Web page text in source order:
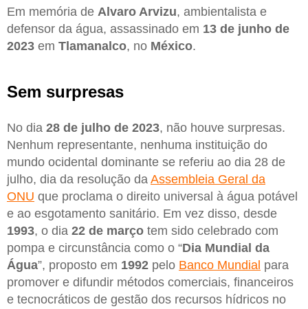
Em memória de Alvaro Arvizu, ambientalista e
defensor da água, assassinado em 13 de junho de
2023 em Tlamanalco, no México.
Sem surpresas
No dia 28 de julho de 2023, não houve surpresas.
Nenhum representante, nenhuma instituição do
mundo ocidental dominante se referiu ao dia 28 de
julho, dia da resolução da Assembleia Geral da
ONU que proclama o direito universal à água potável
e ao esgotamento sanitário. Em vez disso, desde
1993, o dia 22 de março tem sido celebrado com
pompa e circunstância como o “Dia Mundial da
Água”, proposto em 1992 pelo Banco Mundial para
promover e difundir métodos comerciais, financeiros
e tecnocráticos de gestão dos recursos hídricos no